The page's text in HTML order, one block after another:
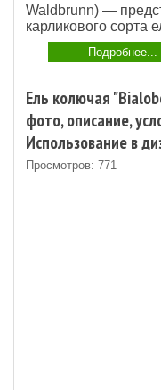
Waldbrunn) —
карликового сорта
Подробнее...
Ель колючая
фото, описание,
Использование в
Просмотров: 771